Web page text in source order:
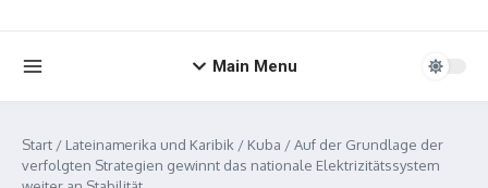
Main Menu
Start / Lateinamerika und Karibik / Kuba /Auf der Grundlage der
verfolgten Strategien gewinnt das nationale Elektrizitätssystem